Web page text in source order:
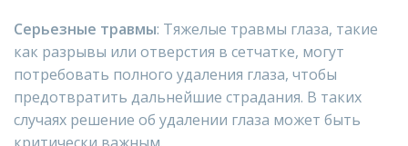
Серьезные травмы: Тяжелые травмы глаза, такие
как разрывы или отверстия в сетчатке, могут
потребовать полного удаления глаза, чтобы
предотвратить дальнейшие страдания. В таких
случаях решение об удалении глаза может быть